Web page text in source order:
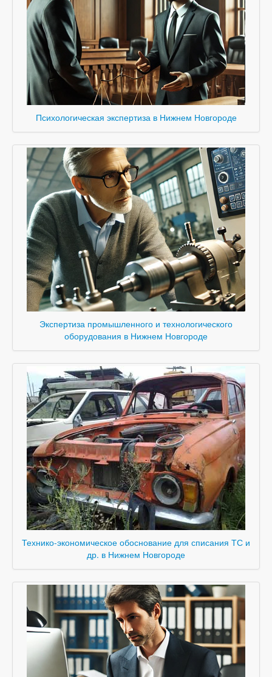
Психологическая экспертиза в Нижнем Новгороде
Экспертиза промышленного и технологического
оборудования в Нижнем Новгороде
Технико-экономическое обоснование для списания ТС и
др. в Нижнем Новгороде